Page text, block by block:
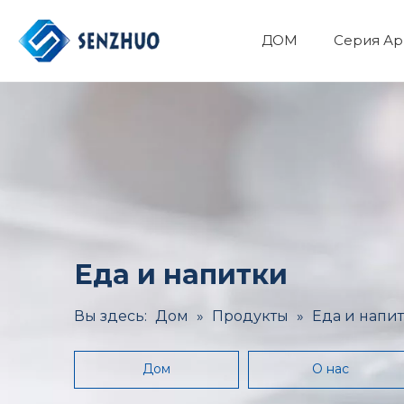
ДОМ Серия
Еда и напитки
Вы здесь: Дом » Продукты » Еда и
Дом О нас